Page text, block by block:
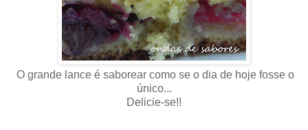
O grande lance é saborear como se o dia de hoje fosse o
único...
Delicie-se!!